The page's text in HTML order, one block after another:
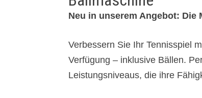
Neu in unserem Angebot:
Verbessern Sie Ihr Tennisspiel
Verfügung – inklusive Bällen.
Leistungsniveaus, die ihre